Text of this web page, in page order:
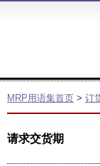
MRP用语集首页 > 订
请求交货期